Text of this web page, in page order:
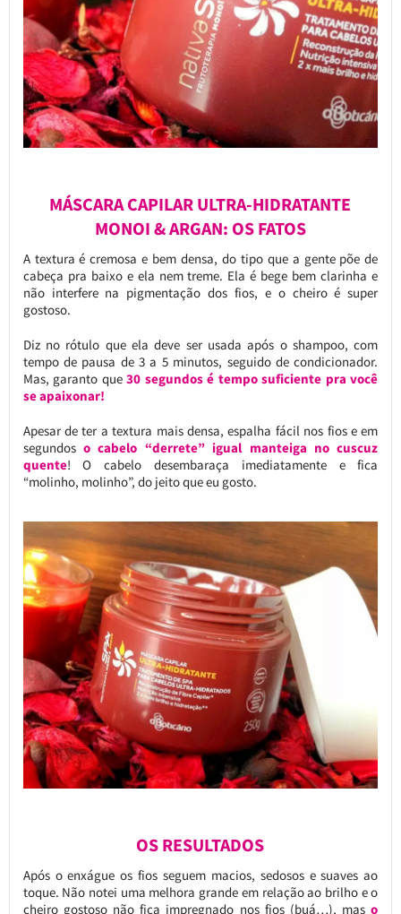
MÁSCARA CAPILAR ULTRA-HIDRATANTE
MONOI & ARGAN: OS FATOS
A textura é cremosa e bem densa, do tipo que a gente põe de
cabeça pra baixo e ela nem treme. Ela é bege bem clarinha e
não interfere na pigmentação dos fios, e o cheiro é super
gostoso.
Diz no rótulo que ela deve ser usada após o shampoo, com
tempo de pausa de 3 a 5 minutos, seguido de condicionador.
Mas, garanto que30 segundos é tempo suficiente pra você
se apaixonar!
Apesar de ter a textura mais densa, espalha fácil nos fios e em
segundoso cabelo “derrete” igual manteiga no cuscuz
quente! O cabelo desembaraça imediatamente e fica
“molinho, molinho”, do jeito que eu gosto.
OS RESULTADOS
Após o enxágue os fios seguem macios, sedosos e suaves ao
toque. Não notei uma melhora grande em relação ao brilho e o
cheiro gostoso não fica impregnado nos fios (buá…), mas o